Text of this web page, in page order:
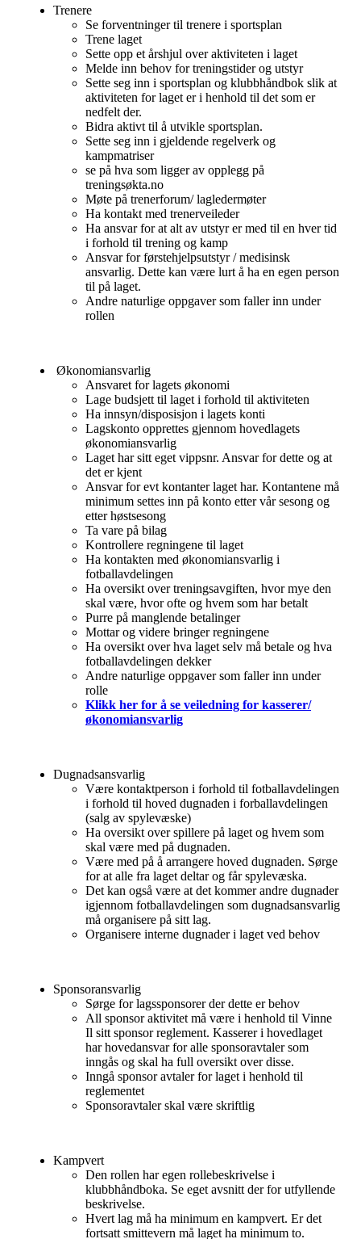
Trenere
Se forventninger til trenere i sportsplan
Trene laget
Sette opp et årshjul over aktiviteten i laget
Melde inn behov for treningstider og utstyr
Sette seg inn i sportsplan og klubbhåndbok slik at
aktiviteten for laget er i henhold til det som er
nedfelt der.
Bidra aktivt til å utvikle sportsplan.
Sette seg inn i gjeldende regelverk og
kampmatriser
se på hva som ligger av opplegg på
treningsøkta.no
Møte på trenerforum/ lagledermøter
Ha kontakt med trenerveileder
Ha ansvar for at alt av utstyr er med til en hver tid
i forhold til trening og kamp
Ansvar for førstehjelpsutstyr / medisinsk
ansvarlig. Dette kan være lurt å ha en egen person
til på laget.
Andre naturlige oppgaver som faller inn under
rollen
Økonomiansvarlig
Ansvaret for lagets økonomi
Lage budsjett til laget i forhold til aktiviteten
Ha innsyn/disposisjon i lagets konti
Lagskonto opprettes gjennom hovedlagets
økonomiansvarlig
Laget har sitt eget vippsnr. Ansvar for dette og at
det er kjent
Ansvar for evt kontanter laget har. Kontantene må
minimum settes inn på konto etter vår sesong og
etter høstsesong
Ta vare på bilag
Kontrollere regningene til laget
Ha kontakten med økonomiansvarlig i
fotballavdelingen
Ha oversikt over treningsavgiften, hvor mye den
skal være, hvor ofte og hvem som har betalt
Purre på manglende betalinger
Mottar og videre bringer regningene
Ha oversikt over hva laget selv må betale og hva
fotballavdelingen dekker
Andre naturlige oppgaver som faller inn under
rolle
Klikk her for å se veiledning for kasserer/
økonomiansvarlig
Dugnadsansvarlig
Være kontaktperson i forhold til fotballavdelingen
i forhold til hoved dugnaden i forballavdelingen
(salg av spylevæske)
Ha oversikt over spillere på laget og hvem som
skal være med på dugnaden.
Være med på å arrangere hoved dugnaden. Sørge
for at alle fra laget deltar og får spylevæska.
Det kan også være at det kommer andre dugnader
igjennom fotballavdelingen som dugnadsansvarlig
må organisere på sitt lag.
Organisere interne dugnader i laget ved behov
Sponsoransvarlig
Sørge for lagssponsorer der dette er behov
All sponsor aktivitet må være i henhold til Vinne
Il sitt sponsor reglement. Kasserer i hovedlaget
har hovedansvar for alle sponsoravtaler som
inngås og skal ha full oversikt over disse.
Inngå sponsor avtaler for laget i henhold til
reglementet
Sponsoravtaler skal være skriftlig
Kampvert
Den rollen har egen rollebeskrivelse i
klubbhåndboka. Se eget avsnitt der for utfyllende
beskrivelse.
Hvert lag må ha minimum en kampvert. Er det
fortsatt smittevern må laget ha minimum to.